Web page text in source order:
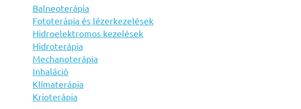
Balneoterápia
Fototerápia és lézerkezelések
Hidroelektromos kezelések
Hidroterápia
Mechanoterápia
Inhaláció
Klímaterápia
Krioterápia